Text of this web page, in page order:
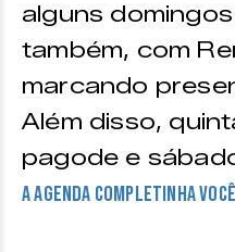
alguns
também, com
marcando
Além disso,
pagode e
A agenda completinha